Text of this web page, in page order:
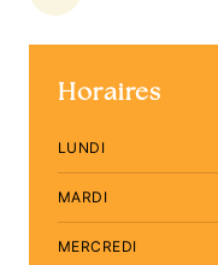
Horaires
LUNDI
MARDI
MERCREDI